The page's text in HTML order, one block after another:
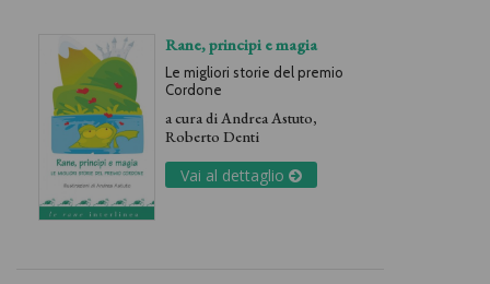
Rane, principi e magia
Le migliori storie del premio
Cordone
a cura diAndrea Astuto,
Roberto Denti
Vai al dettaglio